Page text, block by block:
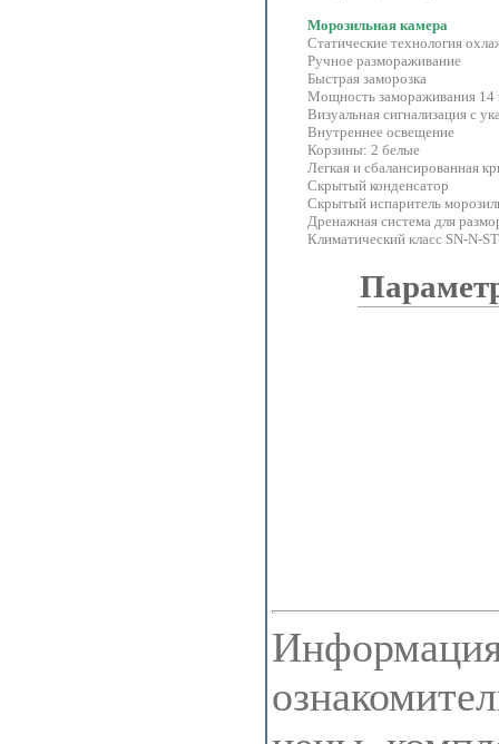
Морозильная камера
Статические технология
Ручное размораживание
Быстрая заморозка
Мощность замораживания 14
Визуальная сигнализация с
Внутреннее освещение
Корзины: 2 белые
Легкая и сбалансированная
Скрытый конденсатор
Скрытый испаритель
Дренажная система для
Климатический класс SN-N-
Информация